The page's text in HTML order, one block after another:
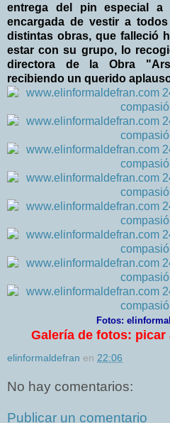
entrega del pin especial a
encargada de vestir a
distintas obras, que falleció
estar con su grupo, lo
directora de la Obra
recibiendo un querido
Fotos:
Galería de fotos:
elinformaldefran en 22:06
No hay comentarios:
Publicar un comentario